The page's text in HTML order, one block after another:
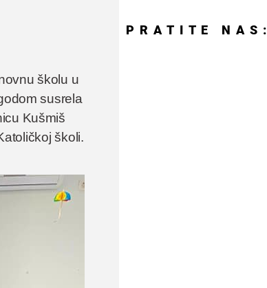
školu u
susrela
Kušmiš
školi.
PRATITE NAS: